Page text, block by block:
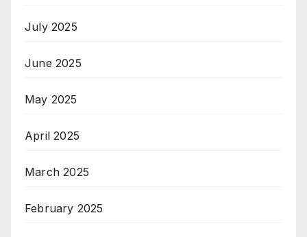
July 2025
June 2025
May 2025
April 2025
March 2025
February 2025